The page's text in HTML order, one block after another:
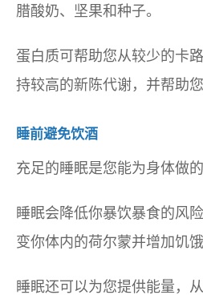
腊酸奶、坚果和种子。
蛋白质可帮助您从较少的卡
持较高的新陈代谢，并帮助
睡前避免饮酒
充足的睡眠是您能为身体做
睡眠会降低你暴饮暴食的风
变你体内的荷尔蒙并增加饥饿
睡眠还可以为您提供能量，